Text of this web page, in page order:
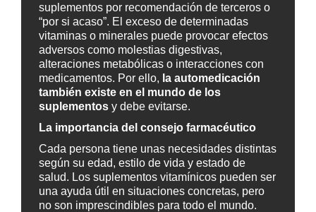
suplementos por recomendación de terceros o
“por si acaso”. El exceso de determinadas
vitaminas o minerales puede provocar efectos
adversos como molestias digestivas,
alteraciones metabólicas o interacciones con
medicamentos. Por ello, la automedicación
también existe en el mundo de los
suplementos y debe evitarse.
La importancia del consejo farmacéutico
Cada persona tiene unas necesidades distintas
según su edad, estilo de vida y estado de
salud. Los suplementos vitamínicos pueden ser
una ayuda útil en situaciones concretas, pero
no son imprescindibles para todo el mundo.